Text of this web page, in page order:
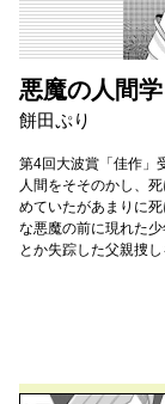
悪魔の人間学
餅田ぷり
第4回大波賞「佳作」
人間をそそのかし、
めていたがあまりに
な悪魔の前に現れた
とか失踪した父親捜